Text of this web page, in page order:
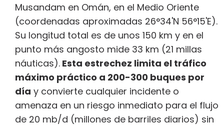
Musandam en Omán, en el Medio Oriente
(coordenadas aproximadas 26°34'N 56°15'E).
Su longitud total es de unos 150 km y en el
punto más angosto mide 33 km (21 millas
náuticas). Esta estrechez limita el tráfico
máximo práctico a 200-300 buques por
día y convierte cualquier incidente o
amenaza en un riesgo inmediato para el flujo
de 20 mb/d (millones de barriles diarios) sin